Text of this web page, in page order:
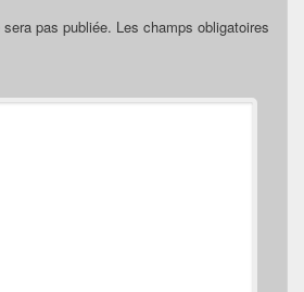
pas publiée. Les champs obligatoires